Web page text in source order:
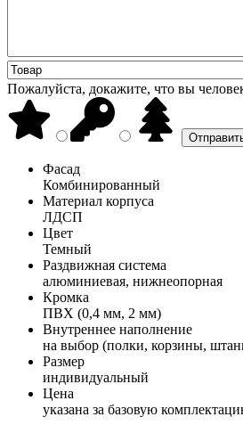
Пожалуйста, докажите, что вы
Фасад
Комбинированный
Материал корпуса
ЛДСП
Цвет
Темный
Раздвижная система
алюминиевая, нижнеопорная
Кромка
ПВХ (0,4 мм, 2 мм)
Внутреннее наполнение
на выбор (полки, корзины,
Размер
индивидуальный
Цена
указана за базовую